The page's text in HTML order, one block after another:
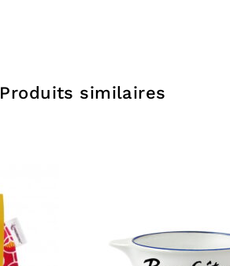
*
Produits similaires